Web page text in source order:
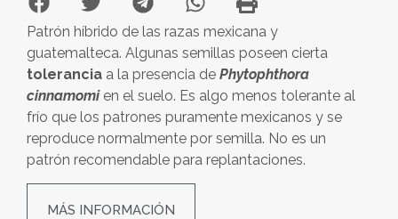
Patrón híbrido de las razas mexicana y
guatemalteca. Algunas semillas poseen cierta
tolerancia a la presencia de Phytophthora
cinnamomien el suelo. Es algo menos tolerante al
frío que los patrones puramente mexicanos y se
reproduce normalmente por semilla. No es un
patrón recomendable para replantaciones.
MÁS INFORMACIÓN